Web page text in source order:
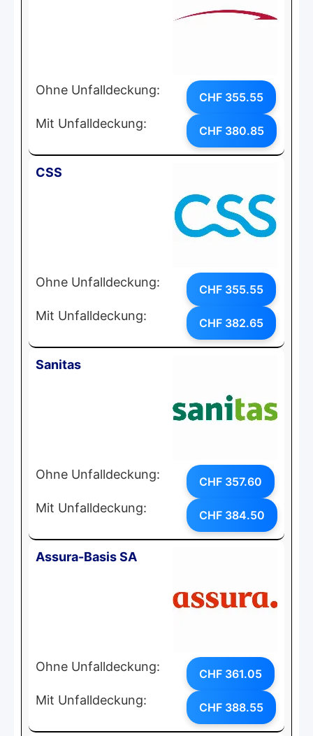
Ohne Unfalldeckung: CHF 355.55
Mit Unfalldeckung: CHF 380.85
CSS
Ohne Unfalldeckung: CHF 355.55
Mit Unfalldeckung: CHF 382.65
Sanitas
Ohne Unfalldeckung: CHF 357.60
Mit Unfalldeckung: CHF 384.50
Assura-Basis SA
Ohne Unfalldeckung: CHF 361.05
Mit Unfalldeckung: CHF 388.55